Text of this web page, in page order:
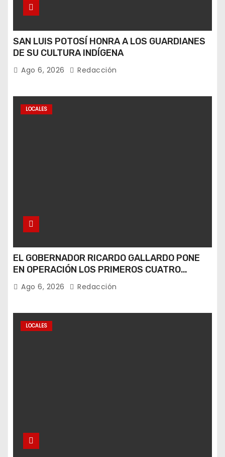
SAN LUIS POTOSÍ HONRA A LOS GUARDIANES
DE SU CULTURA INDÍGENA
Ago 6, 2026 Redacción
LOCALES
EL GOBERNADOR RICARDO GALLARDO PONE
EN OPERACIÓN LOS PRIMEROS CUATRO
PERROS ROBOT
Ago 6, 2026 Redacción
LOCALES